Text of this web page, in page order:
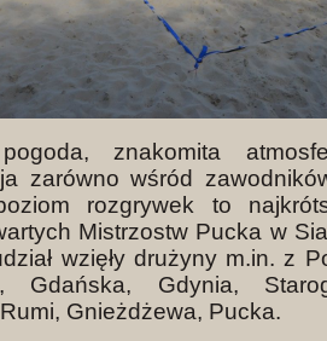
znakomita
zarówno wśród
rozgrywek to
Mistrzostw Pucka w
wzięły drużyny m.in. z
Gdańska, Gdynia,
Gnieżdżewa, Pucka.